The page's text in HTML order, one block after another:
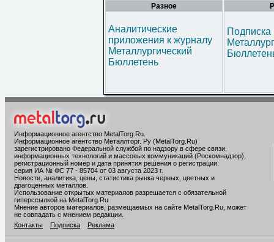
Разное
Аналитические
приложения к журналу
Металлургический
Бюллетень
Информационное агентство MetalTorg.Ru
Информационное агентство Металлторг. Ру (MetalTorg.Ru)
зарегистрировано Федеральной службой по надзору в сфере связи,
информационных технологий и массовых коммуникаций (Роскомнадзор),
регистрационный номер и дата принятия решения о регистрации:
серия ИА № ФС 77 - 85704 от 03 августа 2023 г.
Новости, аналитика, цены, статистика рынка черных, цветных и
драгоценных металлов.
Использование открытых материалов разрешается с обязательной
гиперссылкой на MetalTorg.Ru
Мнение авторов материалов, размещаемых на сайте MetalTorg.Ru, может
не совпадать с мнением редакции.
Контакты
Подписка Реклама